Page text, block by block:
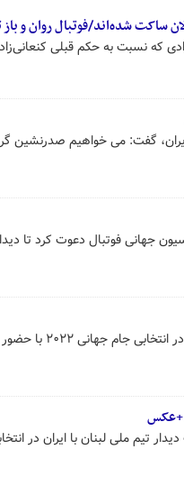
ساکت شده‌اند/فوتبال روان و
که نسبت به حکم قبلی
گفت: می خواهیم صدرنشین
جهانی فوتبال دعوت کرد تا
با حضور تماشاگران برگزار می شود.
+عکس
ملی لبنان با ایران در انتخابی جام